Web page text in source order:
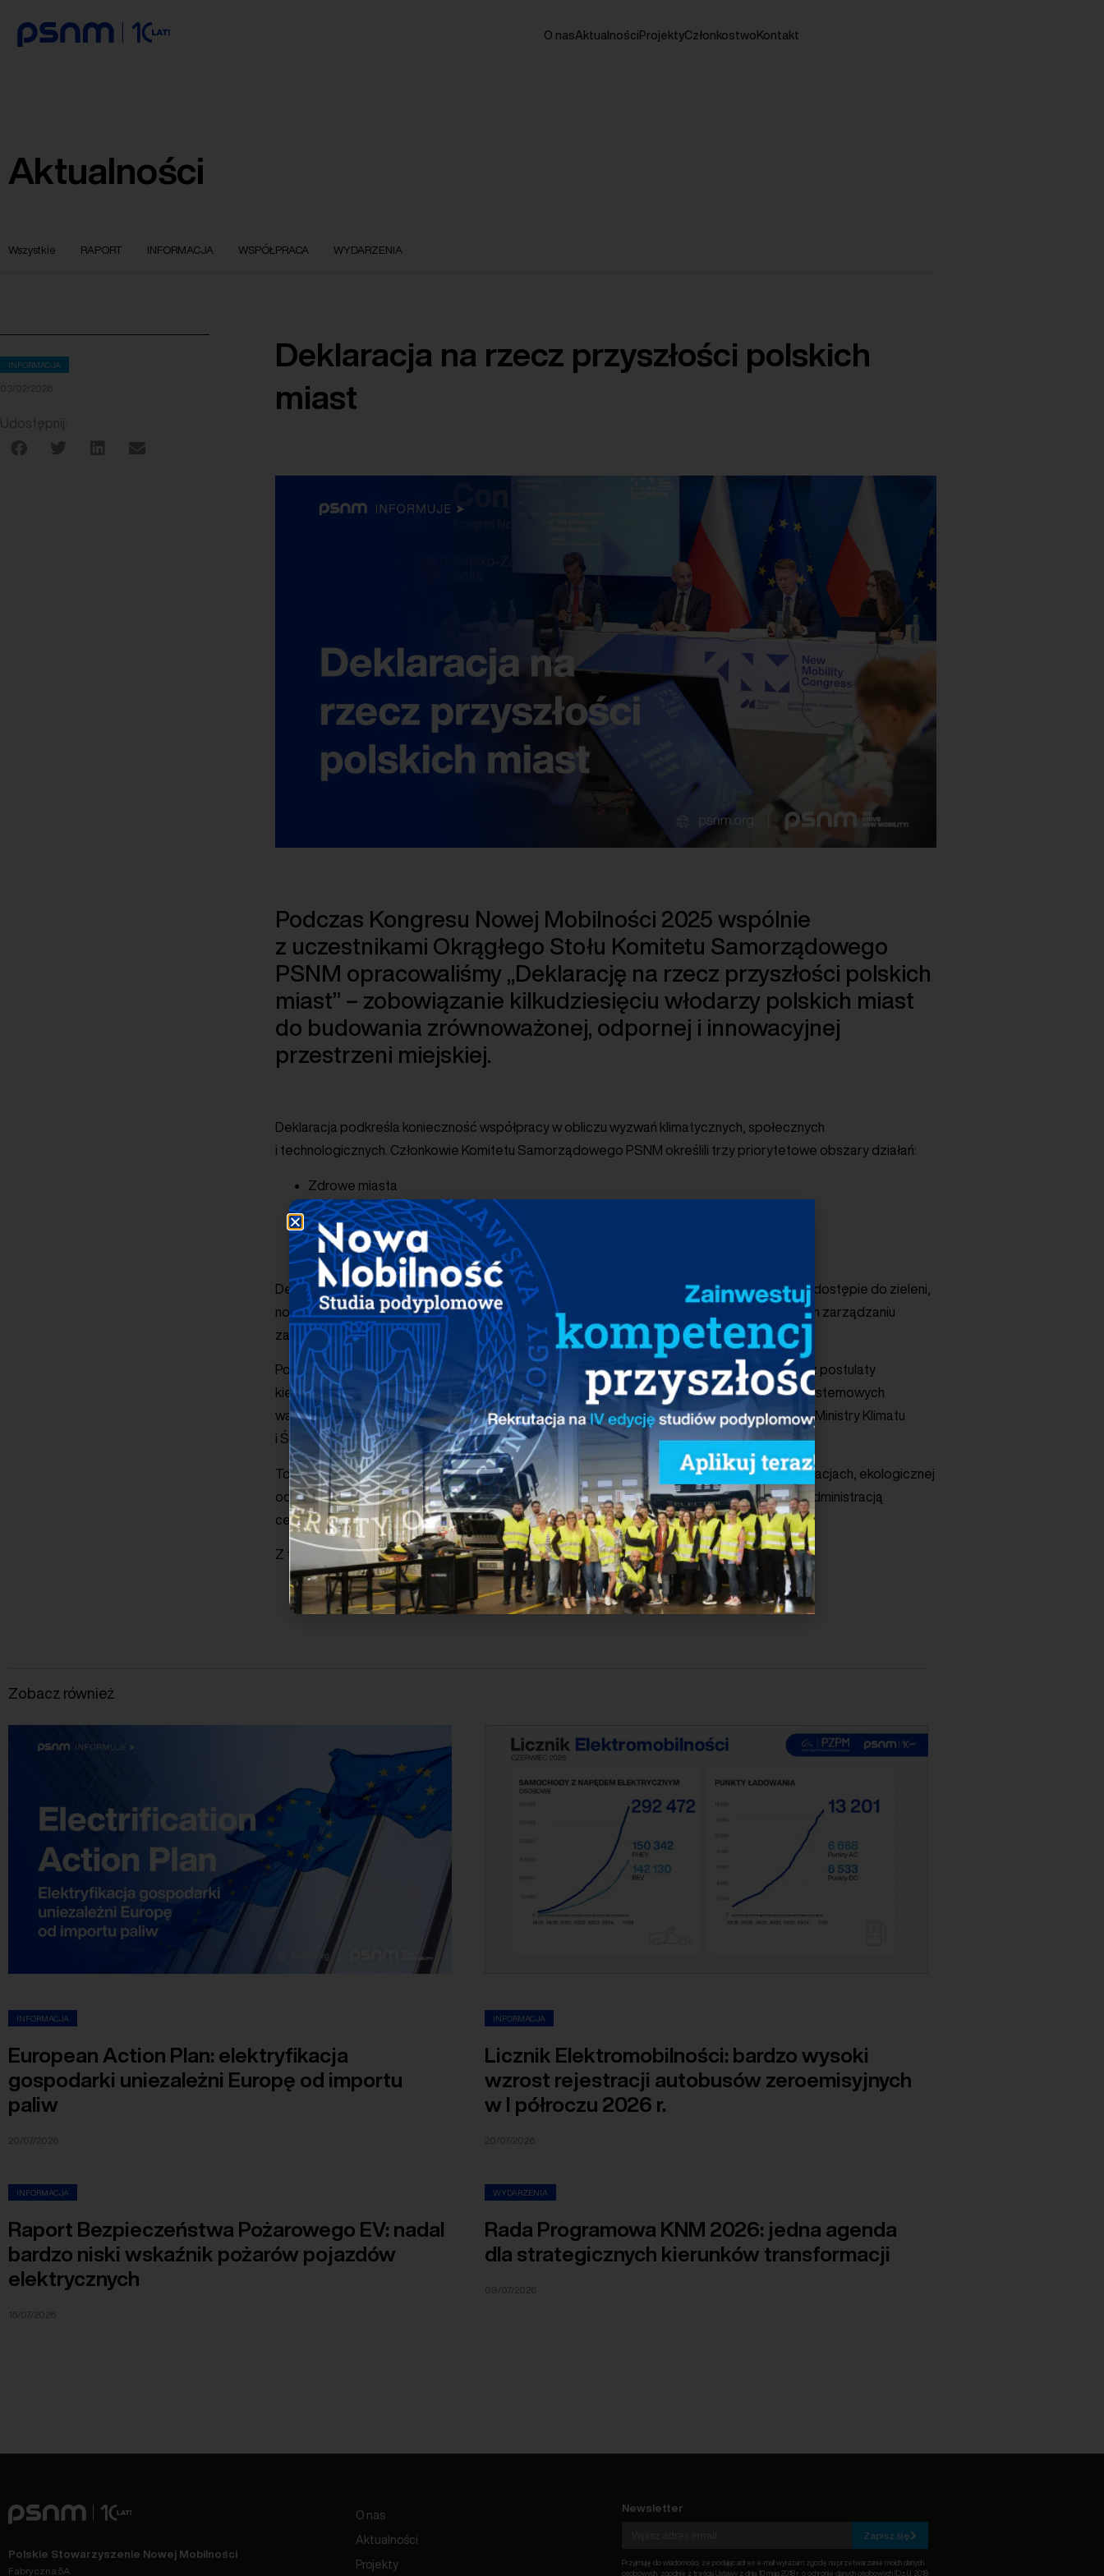
O nasAktualności ProjektyCzłonkostwo Kontakt
Aktualności
Wszystkie RAPORT INFORMACJA WSPÓŁPRACA WYDARZENIA
INFORMACJA
03/02/2026
Udostępnij:
Deklaracja na rzecz przyszłości polskich
miast
Podczas Kongresu Nowej Mobilności 2025 wspólnie
z uczestnikami Okrągłego Stołu Komitetu Samorządowego
PSNM opracowaliśmy „Deklarację na rzecz przyszłości polskich
miast” – zobowiązanie kilkudziesięciu włodarzy polskich miast
do budowania zrównoważonej, odpornej i innowacyjnej
przestrzeni miejskiej.
Deklaracja podkreśla konieczność współpracy w obliczu wyzwań klimatycznych, społecznych
i technologicznych. Członkowie Komitetu Samorządowego PSNM określili trzy priorytetowe obszary działań:
Zdrowe miasta
Nowa urbanistyka
Wspólna przestrzeń
Deklaracja jasno wskazuje kierunek rozwoju miast – opartych na wysokiej jakości powietrza, dostępie do zieleni,
nowej mobilności, odporności, bezpieczeństwie, partycypacji społecznej i odpowiedzialnym zarządzaniu
zasobami.
Podczas Okrągłego StołuKomitetu Samorządowego PSNMopracowane zostały również postulaty
kierowane do administracji centralnej i instytucji rządowych. Postulaty dotyczą stworzenia systemowych
warunków dla rozwoju nowej mobilności w miastach. Dokumenty zostały przekazane do Pani Ministry Klimatu
i Środowiska, Pauliny Henning-Kloski oraz do Pana Ministra Infrastruktury, Dariusza Klimczaka.
To ważny krok w stronę spójnej, długofalowej transformacji polskich miast – opartej na innowacjach, ekologicznej
odpowiedzialności, społecznej sprawiedliwości, edukacji i dialogu między samorządami a administracją
centralną.
Z treścią deklaracji można zapoznać się tutaj >
Zobacz również
INFORMACJA
European Action Plan: elektryfikacja
gospodarki uniezależni Europę od importu
paliw
20/07/2026
INFORMACJA
Licznik Elektromobilności: bardzo wysoki
wzrost rejestracji autobusów zeroemisyjnych
w I półroczu 2026 r.
20/07/2026
INFORMACJA
Raport Bezpieczeństwa Pożarowego EV: nadal
bardzo niski wskaźnik pożarów pojazdów
elektrycznych
15/07/2026
WYDARZENIA
Rada Programowa KNM 2026: jedna agenda
dla strategicznych kierunków transformacji
09/07/2026
Polskie Stowarzyszenie Nowej Mobilności
Fabryczna 5A
O nas
Aktualności
Projekty
Newsletter
Zapisz się
Przyjmuję do wiadomości, że podając adres e-mail wyrażam zgodę na przetwarzanie moich danych
osobowych, zgodnie z treścią Ustawy z dnia 10 maja 2018 r. o ochronie danych osobowych (Dz.U. 2018